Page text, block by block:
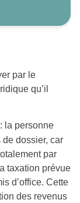
par le
qu’il
: la personne
dossier, car
par
taxation prévue
d’office. Cette
des revenus